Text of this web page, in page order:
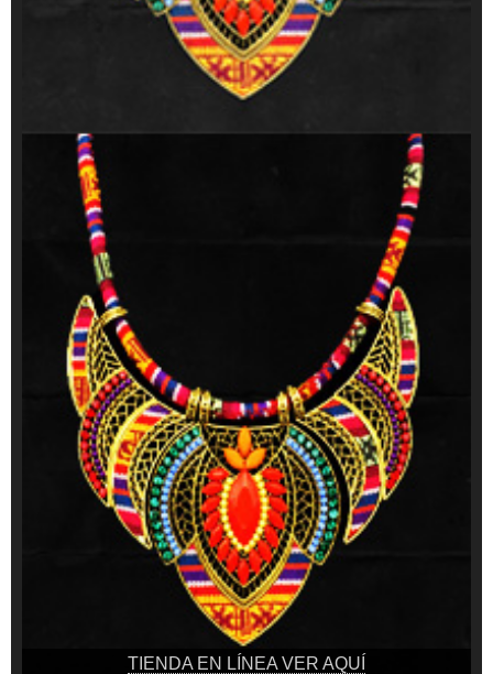
TIENDA EN LÍNEA VER AQUÍ